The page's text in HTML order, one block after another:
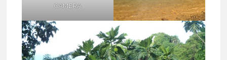
CAMERA